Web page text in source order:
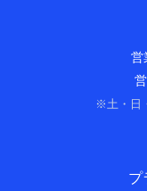
営
※土・日
プ